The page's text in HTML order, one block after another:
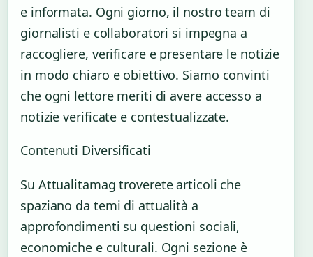
e informata. Ogni giorno, il nostro team di
giornalisti e collaboratori si impegna a
raccogliere, verificare e presentare le notizie
in modo chiaro e obiettivo. Siamo convinti
che ogni lettore meriti di avere accesso a
notizie verificate e contestualizzate.
Contenuti Diversificati
Su Attualitamag troverete articoli che
spaziano da temi di attualità a
approfondimenti su questioni sociali,
economiche e culturali. Ogni sezione è